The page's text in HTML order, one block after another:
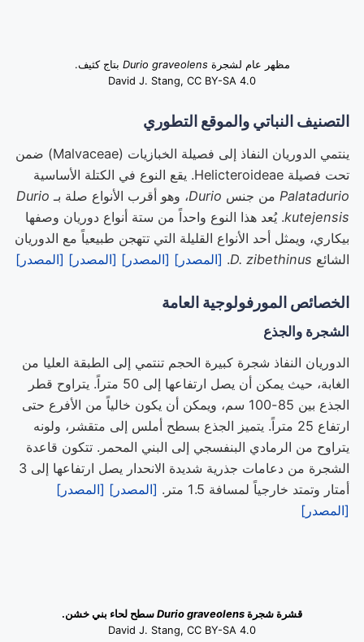
مظهر عام لشجرة Durio graveolens بتاج كثيف.
David J. Stang, CC BY-SA 4.0
التصنيف النباتي والموقع التطوري
ينتمي الدوريان النفاذ إلى فصيلة الخبازيات (Malvaceae) ضمن
تحت فصيلة Helicteroideae. يقع النوع في الكتلة الأساسية
Palatadurio من جنس Durio، وهو أقرب الأنواع صلة بـ Durio
kutejensis. يُعد هذا النوع واحداً من ستة أنواع دوريان وصفها
بيكاري، ويمثل أحد الأنواع القليلة التي تتهجن طبيعياً مع الدوريان
الشائع D. zibethinus
. [المصدر] [المصدر] [المصدر] [المصدر]
الخصائص المورفولوجية العامة
الشجرة والجذع
الدوريان النفاذ شجرة كبيرة الحجم تنتمي إلى الطبقة العليا من
الغابة، حيث يمكن أن يصل ارتفاعها إلى 50 متراً. يتراوح قطر
الجذع بين 85-100 سم، ويمكن أن يكون خالياً من الأفرع حتى
ارتفاع 25 متراً. يتميز الجذع بسطح أملس إلى متقشر، ولونه
يتراوح من الرمادي البنفسجي إلى البني المحمر. تتكون قاعدة
الشجرة من دعامات جذرية شديدة الانحدار يصل ارتفاعها إلى 3
أمتار وتمتد خارجياً لمسافة 1.5 متر.
[المصدر] [المصدر]
[المصدر]
قشرة شجرة Durio graveolens سطح لحاء بني خشن.
David J. Stang, CC BY-SA 4.0